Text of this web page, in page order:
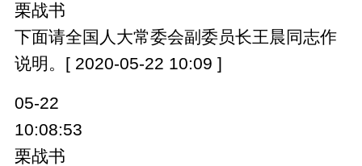
栗战书
下面请全国人大常委会副委员长王晨同志作
说明。[ 2020-05-22 10:09 ]
05-22
10:08:53
栗战书